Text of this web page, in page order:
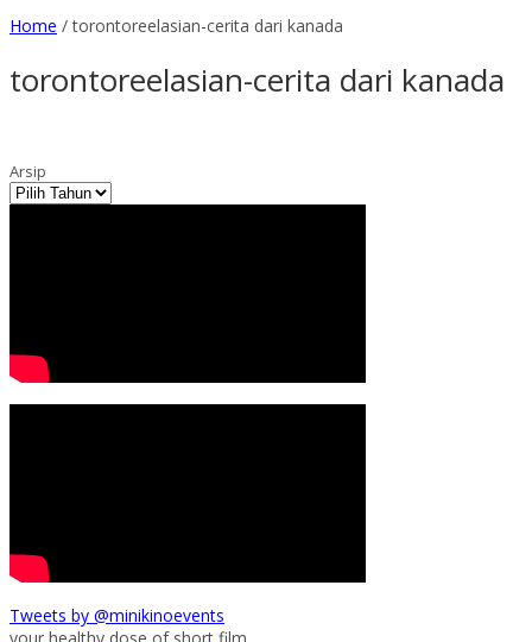
Home /torontoreelasian-cerita dari kanada
torontoreelasian-cerita dari kanada
Arsip
Tweets by @minikinoevents